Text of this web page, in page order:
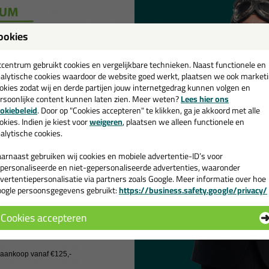
Uitermate geschikt in koude omgevingen
De volledige gecoate duim maakt de handschoen nog duurzamer
Antibacterieel en antiviraal
Geschikt in omgevingen met vervuiling
Goedgekeurd voor de verwerking van droge voedingsmiddelen
💡
handschoenen zijn ideaal om te gebruiken bij werkzaamheden
en kou bij komen kijken. Ideaal voor de winter dus!
Handschoen
Arm- en handbescherming
X-Pro-Winter-Dry
51-870
zwart/blauw
8/M
maat:
8/M
gebruikt cookies en vergelijkbare technieken. Naast functionele en
cookies waardoor de website goed werkt, plaatsen we ook
zodat wij en derde partijen jouw internetgedrag kunnen volgen en
content kunnen laten zien. Meer weten?Lees hier ons
. Door op "Cookies accepteren" te klikken, ga je akkoord met alle
Indien je kiest voorweigeren, plaatsen we alleen functionele en
cookies.
gebruiken wij cookies en mobiele advertentie-ID’s voor
en niet-gepersonaliseerde advertenties, waaronder
via partners zoals Google. Meer informatie over hoe
persoonsgegevens gebruikt:https://business.safety.google/privacy/
Cookies accepteren
💚
en ontvang een
€35,-bij je eerste bestelling!
de actiecode ›
geen cadeau
vanaf €125,-